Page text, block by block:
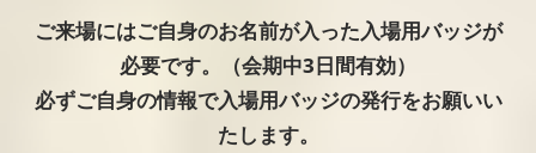
ご来場にはご自身のお名前が入った入場用バッジが
必要です。（会期中3日間有効）
必ずご自身の情報で入場用バッジの発行をお願いい
たします。